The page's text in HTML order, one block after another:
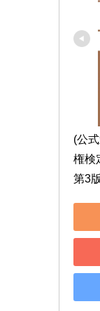
(公
権検
第3版